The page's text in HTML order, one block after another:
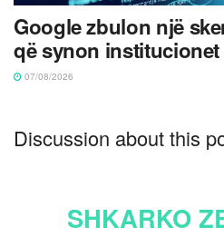
Google zbulon një
që synon
07/08/2026
Discussion about this
SHKARKO